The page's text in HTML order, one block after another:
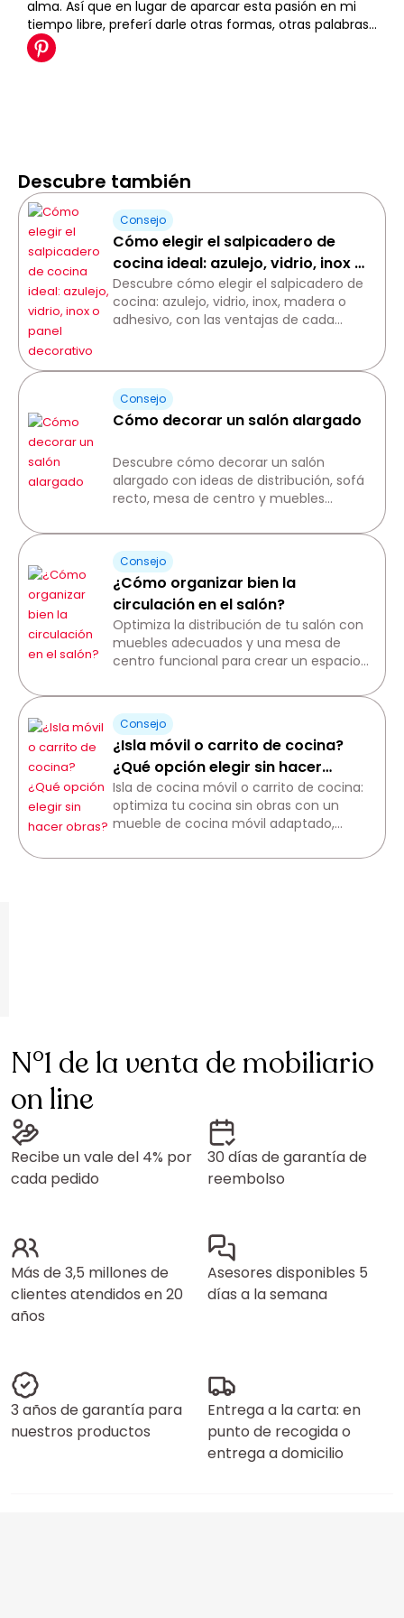
alma. Así que en lugar de aparcar esta pasión en mi
tiempo libre, preferí darle otras formas, otras palabras...
Descubre también
Consejo
Cómo elegir el salpicadero de
cocina ideal: azulejo, vidrio, inox o
panel decorativo
Descubre cómo elegir el salpicadero de
cocina: azulejo, vidrio, inox, madera o
adhesivo, con las ventajas de cada
Consejo
Cómo decorar un salón alargado
Descubre cómo decorar un salón
alargado con ideas de distribución, sofá
recto, mesa de centro y muebles
Consejo
¿Cómo organizar bien la
circulación en el salón?
Optimiza la distribución de tu salón con
muebles adecuados y una mesa de
centro funcional para crear un espacio
Consejo
¿Isla móvil o carrito de cocina?
¿Qué opción elegir sin hacer
obras?
Isla de cocina móvil o carrito de cocina:
optimiza tu cocina sin obras con un
mueble de cocina móvil adaptado,
N°1 de la venta de mobiliario
on line
Recibe un vale del 4% por
cada pedido
30 días de garantía de
reembolso
Más de 3,5 millones de
clientes atendidos en 20
años
Asesores disponibles 5
días a la semana
3 años de garantía para
nuestros productos
Entrega a la carta: en
punto de recogida o
entrega a domicilio